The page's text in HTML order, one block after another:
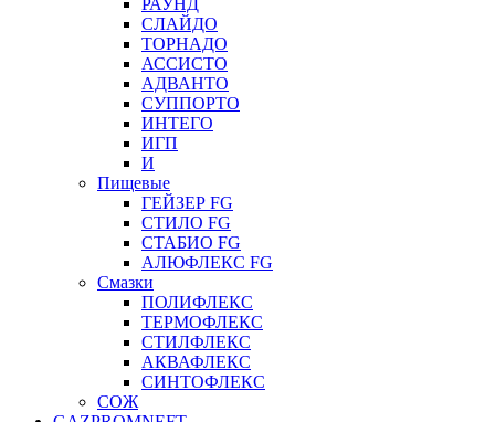
РАУНД
СЛАЙДО
ТОРНАДО
АССИСТО
АДВАНТО
СУППОРТО
ИНТЕГО
ИГП
И
Пищевые
ГЕЙЗЕР FG
СТИЛО FG
СТАБИО FG
АЛЮФЛЕКС FG
Смазки
ПОЛИФЛЕКС
ТЕРМОФЛЕКС
СТИЛФЛЕКС
АКВАФЛЕКС
СИНТОФЛЕКС
СОЖ